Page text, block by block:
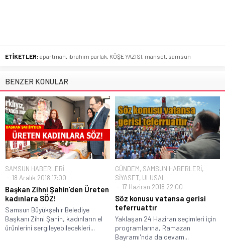
ETİKETLER: apartman, ibrahim parlak, KÖŞE YAZISI, manset, samsun
BENZER KONULAR
SAMSUN HABERLERİ
18 Aralık 2018 17:00
Başkan Zihni Şahin’den Üreten
kadınlara SÖZ!
Samsun Büyükşehir Belediye
Başkanı Zihni Şahin, kadınların el
ürünlerini sergileyebilecekleri...
GÜNDEM, SAMSUN HABERLERİ,
SİYASET, ULUSAL
17 Haziran 2018 22:00
Söz konusu vatansa gerisi
teferruattır
Yaklaşan 24 Haziran seçimleri için
programlarına, Ramazan
Bayramı'nda da devam...